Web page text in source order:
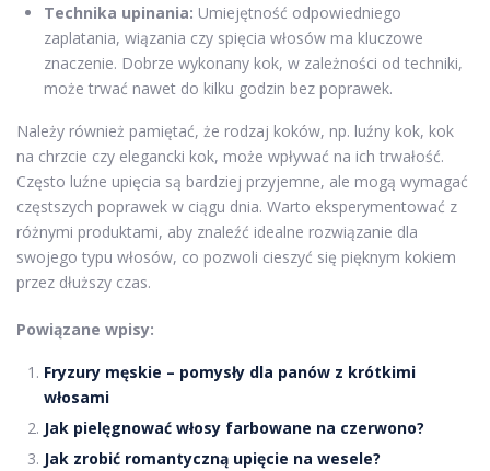
Technika upinania: Umiejętność odpowiedniego
zaplatania, wiązania czy spięcia włosów ma kluczowe
znaczenie. Dobrze wykonany kok, w zależności od techniki,
może trwać nawet do kilku godzin bez poprawek.
Należy również pamiętać, że rodzaj koków, np. luźny kok, kok
na chrzcie czy elegancki kok, może wpływać na ich trwałość.
Często luźne upięcia są bardziej przyjemne, ale mogą wymagać
częstszych poprawek w ciągu dnia. Warto eksperymentować z
różnymi produktami, aby znaleźć idealne rozwiązanie dla
swojego typu włosów, co pozwoli cieszyć się pięknym kokiem
przez dłuższy czas.
Powiązane wpisy:
Fryzury męskie – pomysły dla panów z krótkimi
włosami
Jak pielęgnować włosy farbowane na czerwono?
Jak zrobić romantyczną upięcie na wesele?